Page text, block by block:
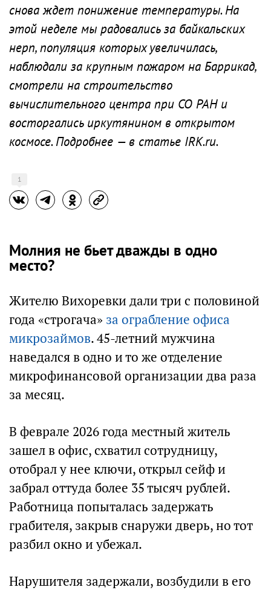
снова ждет понижение температуры. На
этой неделе мы радовались за байкальских
нерп, популяция которых увеличилась,
наблюдали за крупным пожаром на Баррикад,
смотрели на строительство
вычислительного центра при СО РАН и
восторгались иркутянином в открытом
космосе. Подробнее — в статье IRK.ru.
1
Молния не бьет дважды в одно
место?
Жителю Вихоревки дали три с половиной
года «строгача» за ограбление офиса
микрозаймов. 45-летний мужчина
наведался в одно и то же отделение
микрофинансовой организации два раза
за месяц.
В феврале 2026 года местный житель
зашел в офис, схватил сотрудницу,
отобрал у нее ключи, открыл сейф и
забрал оттуда более 35 тысяч рублей.
Работница попыталась задержать
грабителя, закрыв снаружи дверь, но тот
разбил окно и убежал.
Нарушителя задержали, возбудили в его